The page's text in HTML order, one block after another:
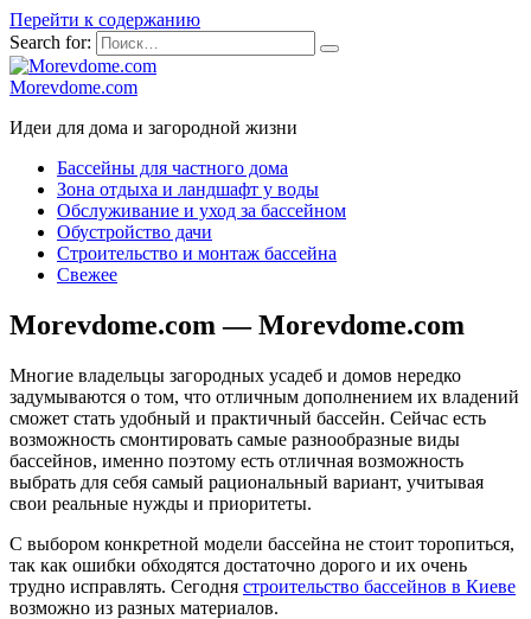
Перейти к содержанию
Search for:
Morevdome.com
Идеи для дома и загородной жизни
Бассейны для частного дома
Зона отдыха и ландшафт у воды
Обслуживание и уход за бассейном
Обустройство дачи
Строительство и монтаж бассейна
Свежее
Morevdome.com — Morevdome.com
Многие владельцы загородных усадеб и домов нередко
задумываются о том, что отличным дополнением их владений
сможет стать удобный и практичный бассейн. Сейчас есть
возможность смонтировать самые разнообразные виды
бассейнов, именно поэтому есть отличная возможность
выбрать для себя самый рациональный вариант, учитывая
свои реальные нужды и приоритеты.
С выбором конкретной модели бассейна не стоит торопиться,
так как ошибки обходятся достаточно дорого и их очень
трудно исправлять. Сегодня строительство бассейнов в Киеве
возможно из разных материалов.